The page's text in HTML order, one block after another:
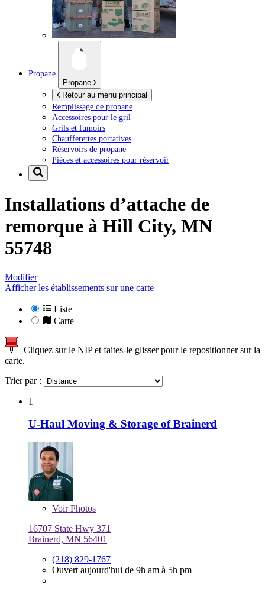
Propane
Propane
Retour au menu principal
Remplissage de propane
Accessoires pour le gril
Grils et fumoirs
Chaufferettes portatives
Réservoirs de propane
Pièces et accessoires pour réservoir
Installations d’attache de
remorque à Hill City, MN
55748
Modifier
Afficher les établissements sur une carte
Liste
Carte
Cliquez sur le NIP et faites-le glisser pour le repositionner sur la
carte.
Trier par :
1
U-Haul Moving & Storage of Brainerd
VoirPhotos
16707 State Hwy 371
Brainerd, MN 56401
(218) 829-1767
Ouvert aujourd'hui de 9h am à 5h pm